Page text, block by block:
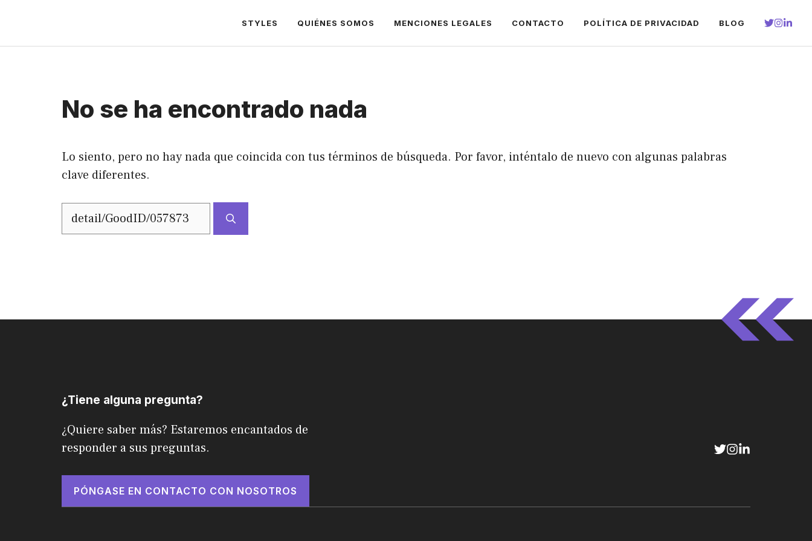
contenido
STYLES QUIÉNES SOMOS MENCIONES LEGALES CONTACTO POLÍTICA DE PRIVACIDAD BLOG
No se ha encontrado nada
Lo siento, pero no hay nada que coincida con tus términos de búsqueda. Por favor, inténtalo de nuevo con algunas palabras
clave diferentes.
Buscar:
¿Tiene alguna pregunta?
¿Quiere saber más? Estaremos encantados de
responder a sus preguntas.
PÓNGASE EN CONTACTO CON NOSOTROS